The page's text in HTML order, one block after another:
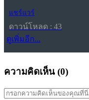
แชร์แวร์
ดาวน์โหลด : 43
ดูเพิ่มอีก...
ความคิดเห็น (0)